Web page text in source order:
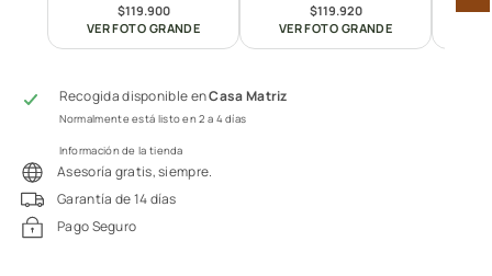
$119.900
VER FOTO GRANDE
$119.920
VER FOTO GRANDE
Recogida disponible enCasa Matriz
Normalmente está listo en 2 a 4 días
Información de la tienda
Asesoría gratis, siempre.
Garantía de 14 días
Pago Seguro